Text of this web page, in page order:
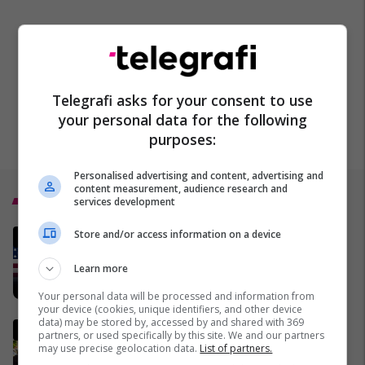
Top 5
Një muaj nga fillimi i saj -
17/03/2026
I vrari në Podujevë ishte
mërgimtar, hoxhë Berisha:
Telegrafi asks for your consent to use
your personal data for the following
purposes:
Personalised advertising and content, advertising and
content measurement, audience research and
services development
Store and/or access information on a device
Learn more
Your personal data will be processed and information from
your device (cookies, unique identifiers, and other device
data) may be stored by, accessed by and shared with 369
partners, or used specifically by this site. We and our partners
may use precise geolocation data. List of partners.